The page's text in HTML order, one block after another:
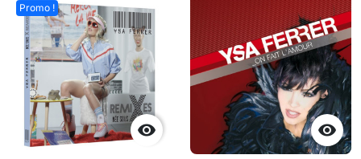
Promo !
 